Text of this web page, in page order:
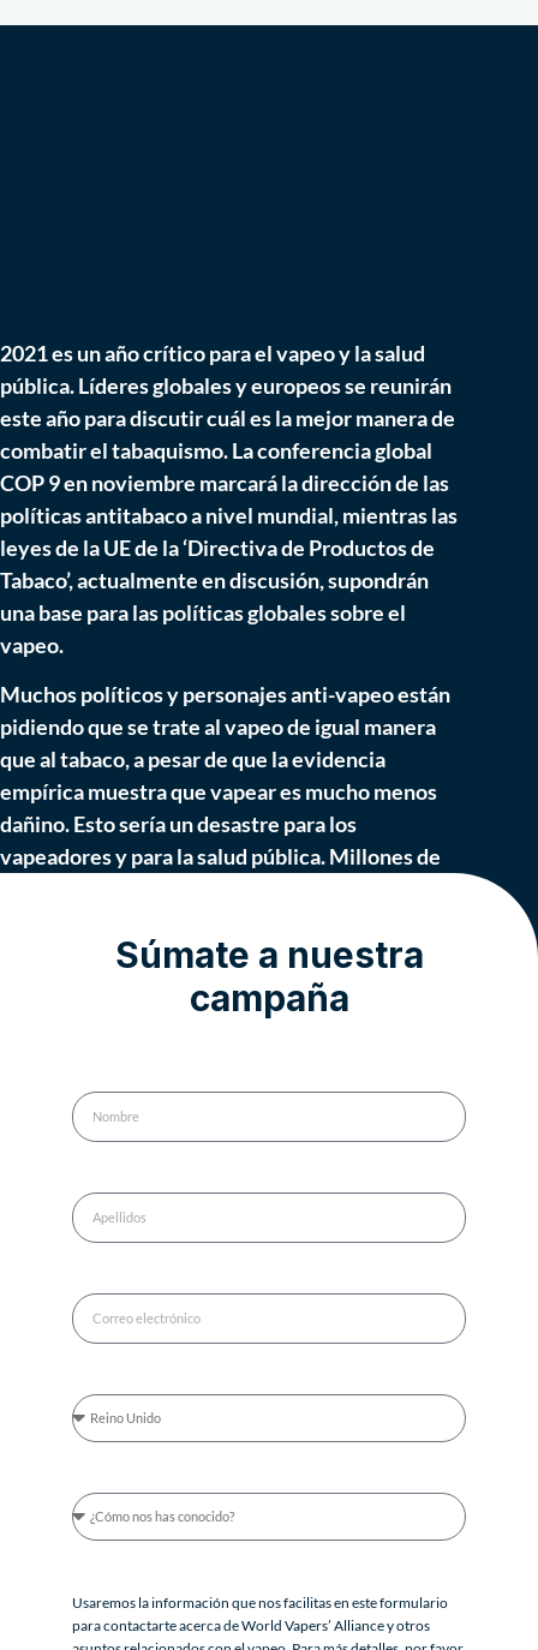
2021 es un año crítico para el vapeo y la salud
pública. Líderes globales y europeos se reunirán
este año para discutir cuál es la mejor manera de
combatir el tabaquismo. La conferencia global
COP 9 en noviembre marcará la dirección de las
políticas antitabaco a nivel mundial, mientras las
leyes de la UE de la ‘Directiva de Productos de
Tabaco’, actualmente en discusión, supondrán
una base para las políticas globales sobre el
vapeo.
Muchos políticos y personajes anti-vapeo están
pidiendo que se trate al vapeo de igual manera
que al tabaco, a pesar de que la evidencia
empírica muestra que vapear es mucho menos
dañino. Esto sería un desastre para los
vapeadores y para la salud pública. Millones de
prohibiciones de sabores y otras restricciones
sobre la disponibilidad de los productos de
Súmate a nuestra
campaña
Usaremos la información que nos facilitas en este formulario
para contactarte acerca de World Vapers’ Alliance y otros